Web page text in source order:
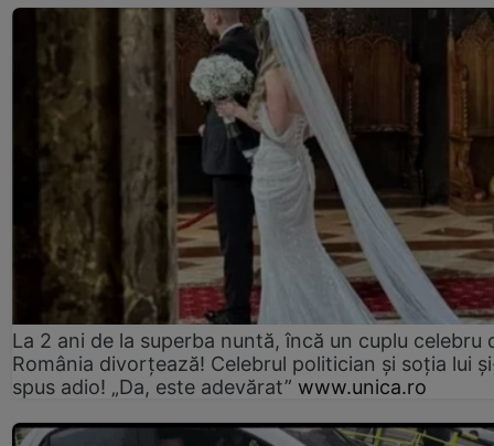
La 2 ani de la superba nuntă, încă un cuplu celebru
România divorțează! Celebrul politician și soția lui
spus adio! „Da, este adevărat” www.unica.ro